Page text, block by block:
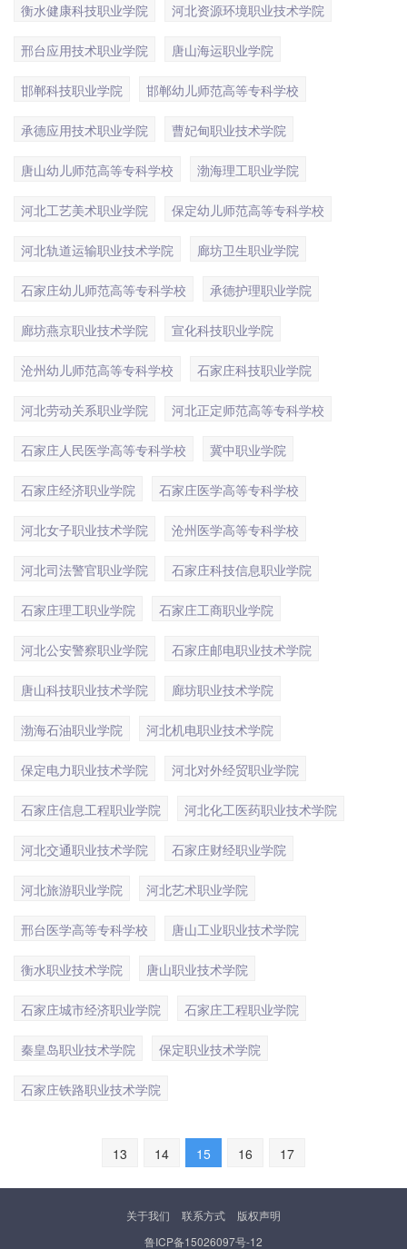
衡水健康科技职业学院 河北资源环境职业技术学院
邢台应用技术职业学院 唐山海运职业学院
邯郸科技职业学院 邯郸幼儿师范高等专科学校
承德应用技术职业学院 曹妃甸职业技术学院
唐山幼儿师范高等专科学校 渤海理工职业学院
河北工艺美术职业学院 保定幼儿师范高等专科学校
河北轨道运输职业技术学院 廊坊卫生职业学院
石家庄幼儿师范高等专科学校 承德护理职业学院
廊坊燕京职业技术学院 宣化科技职业学院
沧州幼儿师范高等专科学校 石家庄科技职业学院
河北劳动关系职业学院 河北正定师范高等专科学校
石家庄人民医学高等专科学校 冀中职业学院
石家庄经济职业学院 石家庄医学高等专科学校
河北女子职业技术学院 沧州医学高等专科学校
河北司法警官职业学院 石家庄科技信息职业学院
石家庄理工职业学院 石家庄工商职业学院
河北公安警察职业学院 石家庄邮电职业技术学院
唐山科技职业技术学院 廊坊职业技术学院
渤海石油职业学院 河北机电职业技术学院
保定电力职业技术学院 河北对外经贸职业学院
石家庄信息工程职业学院 河北化工医药职业技术学院
河北交通职业技术学院 石家庄财经职业学院
河北旅游职业学院 河北艺术职业学院
邢台医学高等专科学校 唐山工业职业技术学院
衡水职业技术学院 唐山职业技术学院
石家庄城市经济职业学院 石家庄工程职业学院
秦皇岛职业技术学院 保定职业技术学院
石家庄铁路职业技术学院
13 14 15 16 17
关于我们 联系方式
版权声明
鲁ICP备15026097号-12